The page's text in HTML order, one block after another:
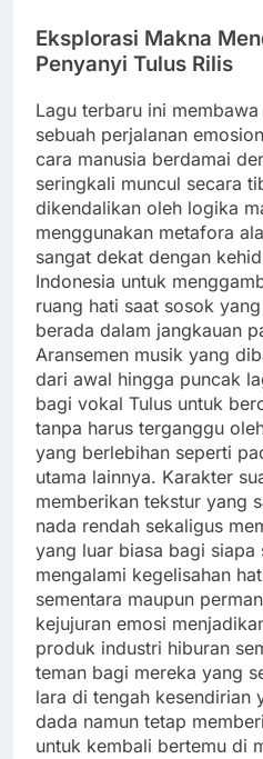
Eksplorasi Makna
Penyanyi Tulus Rilis
Lagu terbaru ini
sebuah perjalanan
cara manusia berdamai
seringkali muncul secara
dikendalikan oleh logika
menggunakan metafora
sangat dekat dengan
Indonesia untuk
ruang hati saat sosok
berada dalam jangkauan
Aransemen musik yang
dari awal hingga puncak
bagi vokal Tulus untuk
tanpa harus terganggu
yang berlebihan seperti
utama lainnya. Karakter
memberikan tekstur yang
nada rendah sekaligus
yang luar biasa bagi siapa
mengalami kegelisahan
sementara maupun
kejujuran emosi
produk industri hiburan
teman bagi mereka yang
lara di tengah kesendirian
dada namun tetap
untuk kembali bertemu di